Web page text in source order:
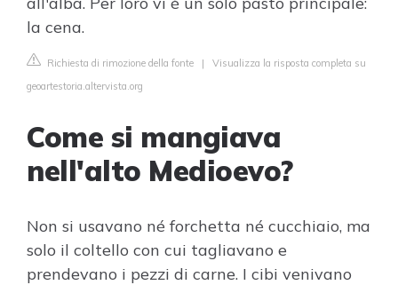
la cena.
Richiesta di rimozione della fonte | Visualizza la risposta completa su
geoartestoria.altervista.org
Come si mangiava
nell'alto Medioevo?
Non si usavano né forchetta né cucchiaio, ma
solo il coltello con cui tagliavano e
prendevano i pezzi di carne. I cibi venivano